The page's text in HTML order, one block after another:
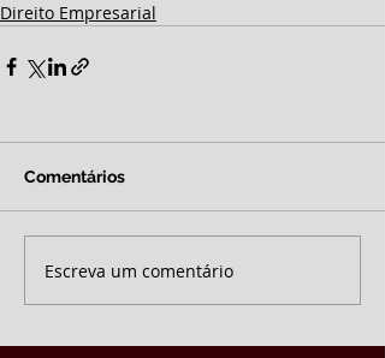
Direito Empresarial
Comentários
Escreva um comentário